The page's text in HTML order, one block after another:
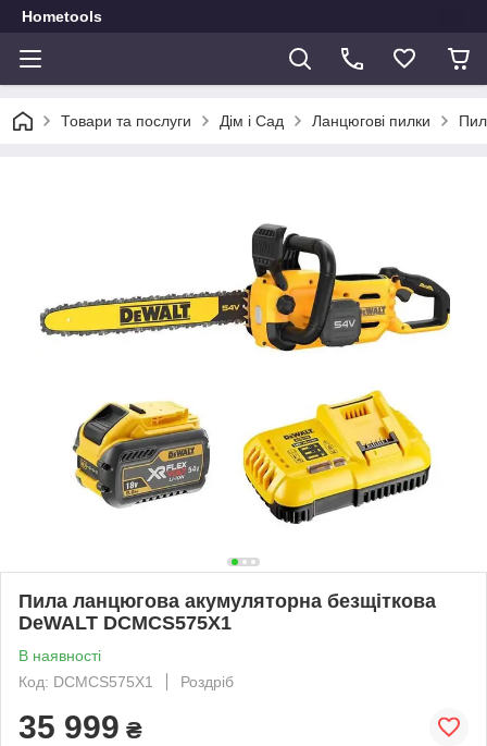
Hometools
Товари та послуги Дім і Сад Ланцюгові пилки
Пила ланцюгова акумуляторна безщіткова
DeWALT DCMCS575X1
В наявності
Код: DCMCS575X1
Роздріб
35 999 ₴